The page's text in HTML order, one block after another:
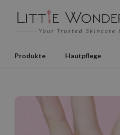
Produkte Hautpflege